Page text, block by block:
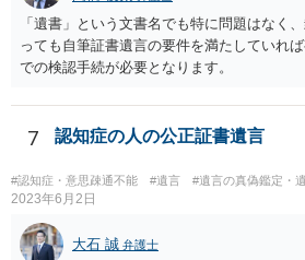
「遺書」という文書名でも特に問題はなく
っても自筆証書遺言の要件を満たしていれ
での検認手続が必要となります。
7 認知症の人の公正証書遺言
#認知症・意思疎通不能 #遺言 #遺言の真偽鑑定・
2023年6月2日
大石 誠 弁護士